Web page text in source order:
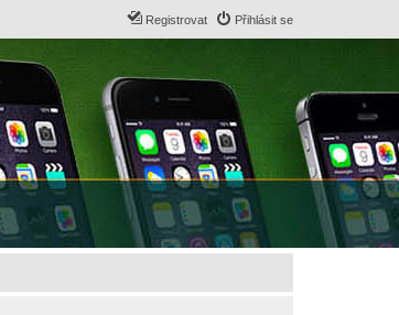
Přihlásit se
Registrovat